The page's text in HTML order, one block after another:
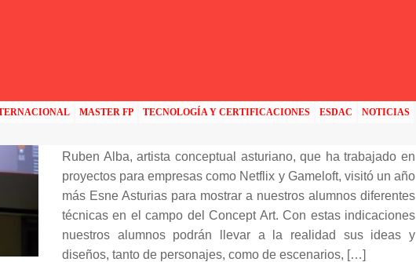
MASTER FP TECNOLOGÍA Y CERTIFICACIONES ESDAC
NOTICIAS
DEL CONCEPT ART
Ruben Alba, artista conceptual asturiano, que ha trabajado en
proyectos para empresas como Netflix y Gameloft, visitó un año
más Esne Asturias para mostrar a nuestros alumnos diferentes
técnicas en el campo del Concept Art. Con estas indicaciones
nuestros alumnos podrán llevar a la realidad sus ideas y
diseños, tanto de personajes, como de escenarios, […]